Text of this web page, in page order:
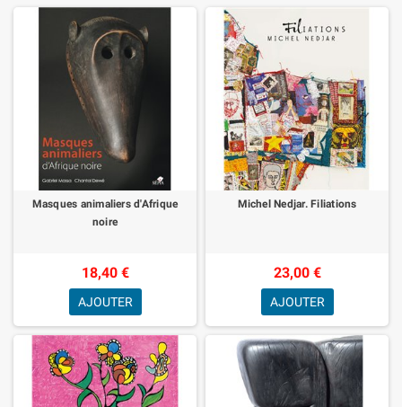
Masques animaliers d'Afrique
noire
18,40 €
AJOUTER
Michel Nedjar. Filiations
23,00 €
AJOUTER